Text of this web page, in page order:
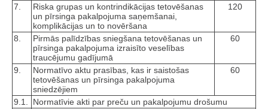
7.
Riska grupas un kontrindikācijas tetovēšanas
un pīrsinga pakalpojuma saņemšanai,
komplikācijas un to novēršana
120
8.
Pirmās palīdzības sniegšana tetovēšanas un
pīrsinga pakalpojuma izraisīto veselības
traucējumu gadījumā
60
9.
Normatīvo aktu prasības, kas ir saistošas
tetovēšanas un pīrsinga pakalpojuma
sniedzējiem
60
9.1.
Normatīvie akti par preču un pakalpojumu drošumu